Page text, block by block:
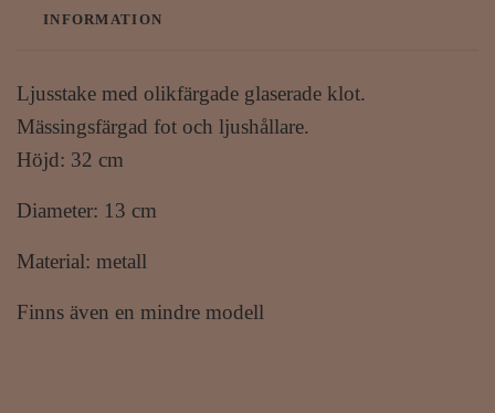
INFORMATION
Ljusstake med olikfärgade glaserade klot.
Mässingsfärgad fot och ljushållare.
Höjd: 32 cm
Diameter: 13 cm
Material: metall
Finns även en mindre modell